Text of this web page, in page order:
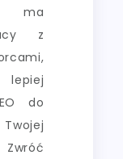
ma
z
do